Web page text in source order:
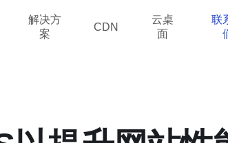
解决方
案
CDN
云桌
面
联